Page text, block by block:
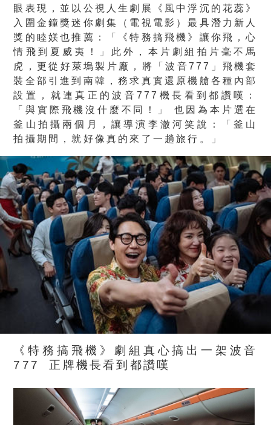
眼表現，並以公視人生劇展《風中浮沉的花蕊》
入圍金鐘獎迷你劇集（電視電影）最具潛力新人
獎的睦媄也推薦：「《特務搞飛機》讓你飛，心
情飛到夏威夷！」此外，本片劇組拍片毫不馬
虎，更從好萊塢製片廠，將「波音777」飛機套
裝全部引進到南韓，務求真實還原機艙各種內部
設置，就連真正的波音777機長看到都讚嘆：
「與實際飛機沒什麼不同！」 也因為本片選在
釜山拍攝兩個月，讓導演李澈河笑說：「釜山
拍攝期間，就好像真的來了一趟旅行。」
《特務搞飛機》劇組真心搞出一架波音
777 正牌機長看到都讚嘆